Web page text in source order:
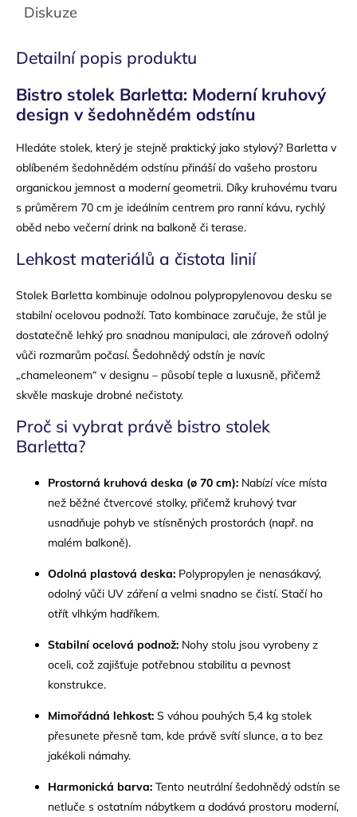
Diskuze
Detailní popis produktu
Bistro stolek Barletta: Moderní kruhový
design v šedohnědém odstínu
Hledáte stolek, který je stejně praktický jako stylový? Barletta v
oblíbeném šedohnědém odstínu přináší do vašeho prostoru
organickou jemnost a moderní geometrii. Díky kruhovému tvaru
s průměrem 70 cm je ideálním centrem pro ranní kávu, rychlý
oběd nebo večerní drink na balkoně či terase.
Lehkost materiálů a čistota linií
Stolek Barletta kombinuje odolnou polypropylenovou desku se
stabilní ocelovou podnoží. Tato kombinace zaručuje, že stůl je
dostatečně lehký pro snadnou manipulaci, ale zároveň odolný
vůči rozmarům počasí. Šedohnědý odstín je navíc
„chameleonem“ v designu – působí teple a luxusně, přičemž
skvěle maskuje drobné nečistoty.
Proč si vybrat právě bistro stolek
Barletta?
Prostorná kruhová deska (ø 70 cm): Nabízí více místa
než běžné čtvercové stolky, přičemž kruhový tvar
usnadňuje pohyb ve stísněných prostorách (např. na
malém balkoně).
Odolná plastová deska: Polypropylen je nenasákavý,
odolný vůči UV záření a velmi snadno se čistí. Stačí ho
otřít vlhkým hadříkem.
Stabilní ocelová podnož: Nohy stolu jsou vyrobeny z
oceli, což zajišťuje potřebnou stabilitu a pevnost
konstrukce.
Mimořádná lehkost: S váhou pouhých 5,4 kg stolek
přesunete přesně tam, kde právě svítí slunce, a to bez
jakékoli námahy.
Harmonická barva: Tento neutrální šedohnědý odstín se
netluče s ostatním nábytkem a dodává prostoru moderní,